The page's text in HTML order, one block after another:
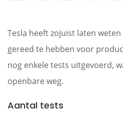
Tesla heeft zojuist laten
gereed te hebben voor
nog enkele tests uitgevoerd,
openbare weg.
Aantal tests